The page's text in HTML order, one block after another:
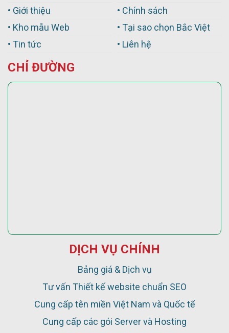
• Giới thiệu
• Kho mẫu Web
• Tin tức
• Chính sách
• Tại sao chọn Bắc Việt
• Liên hệ
CHỈ ĐƯỜNG
DỊCH VỤ CHÍNH
Bảng giá & Dịch vụ
Tư vấn Thiết kế website chuẩn SEO
Cung cấp tên miền Việt Nam và Quốc tế
Cung cấp các gói Server và Hosting